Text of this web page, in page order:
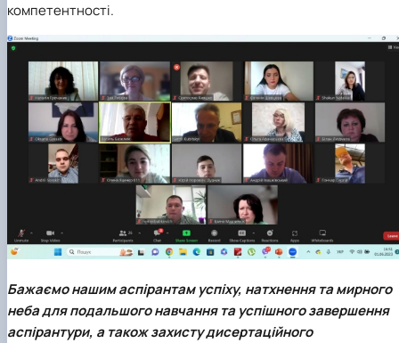
компетентності.
Бажаємо нашим аспірантам успіху, натхнення та мирного
неба для подальшого навчання та успішного завершення
аспірантури, а також захисту дисертаційного